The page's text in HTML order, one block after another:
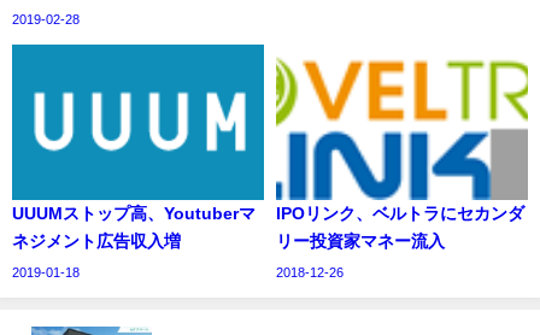
2019-02-28
UUUMストップ高、Youtuberマ
ネジメント広告収入増
2019-01-18
IPOリンク、ベルトラにセカンダ
リー投資家マネー流入
2018-12-26